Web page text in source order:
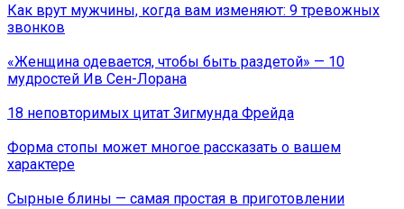
Как врут мужчины, когда вам изменяют: 9 тревожных
звонков
«Женщина одевается, чтобы быть раздетой» — 10
мудростей Ив Сен-Лорана
18 неповторимых цитат Зигмунда Фрейда
Форма стопы может многое рассказать о вашем
характере
Сырные блины — самая простая в приготовлении